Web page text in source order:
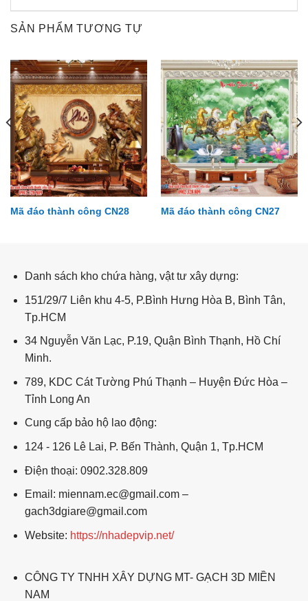
SẢN PHẨM TƯƠNG TỰ
Mã đáo thành công CN28 Mã đáo thành công CN27
Danh sách kho chứa hàng, vật tư xây dựng:
151/29/7 Liên khu 4-5, P.Bình Hưng Hòa B, Bình Tân,
Tp.HCM
34 Nguyễn Văn Lạc, P.19, Quận Bình Thạnh, Hồ Chí
Minh.
789, KDC Cát Tường Phú Thạnh – Huyện Đức Hòa –
Tỉnh Long An
Cung cấp bảo hộ lao động:
124 - 126 Lê Lai, P. Bến Thành, Quận 1, Tp.HCM
Điện thoại: 0902.328.809
Email: miennam.ec@gmail.com –
gach3dgiare@gmail.com
Website: https://nhadepvip.net/
CÔNG TY TNHH XÂY DỰNG MT- GẠCH 3D MIỀN
NAM